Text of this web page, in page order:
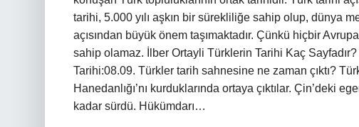
tarihi, 5.000 yılı aşkın bir sürekliliğe sahip olup, dünya
açısından büyük önem taşımaktadır. Çünkü hiçbir
sahip olamaz. İlber Ortayli Türklerin Tarihi Kaç Sayfadır?
Tarihi:08.09. Türkler tarih sahnesine ne zaman çıktı?
Hanedanlığı’nı kurduklarında ortaya çıktılar. Çin’deki
kadar sürdü. Hükümdarı…